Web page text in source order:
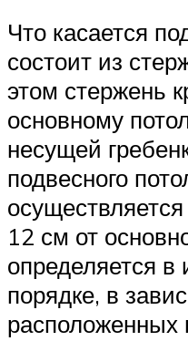
Что касается
состоит из
этом стержень
основному
несущей
подвесного
12 см от
определяется
порядке, в
расположенных